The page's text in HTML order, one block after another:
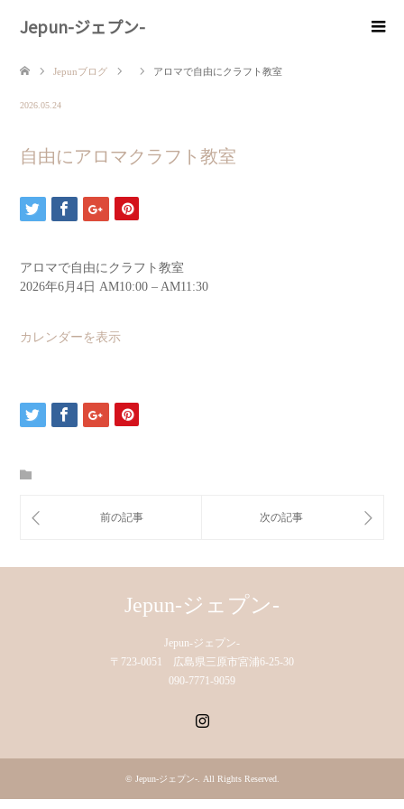
Jepun-ジェプン-
Jepunブログ アロマで自由にクラフト教室
2026.05.24
自由にアロマクラフト教室
アロマで自由にクラフト教室
2026年6月4日 AM10:00 – AM11:30
カレンダーを表示
Jepun-ジェプン-
Jepun-ジェプン-
〒723-0051 広島県三原市宮浦6-25-30
090-7771-9059
© Jepun-ジェプン-. All Rights Reserved.